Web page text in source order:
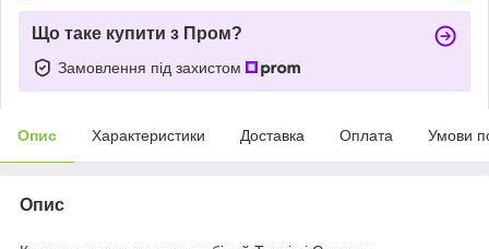
Що таке купити з Пром?
Замовлення під захистом
Опис Характеристики Доставка Оплата Умови
Опис